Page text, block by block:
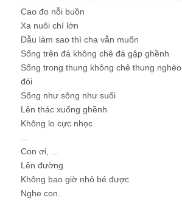
Cao đo nỗi buồn
Xa nuôi chí lớn
Dẫu làm sao thì cha vẫn muốn
Sống trên đá không chê đá gập ghềnh
Sống trong thung không chê thung nghèo
đói
Sống như sông như suối
Lên thác xuống ghềnh
Không lo cực nhọc
Con ơi, ...
Lên đường
Không bao giờ nhỏ bé được
Nghe con.